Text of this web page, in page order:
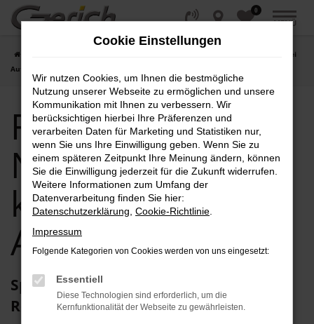
Zum
0
MENÜ
Renault Clio Neuwagen kaufen bei
Autohaus Gerich
Renault Clio
Neuwagen
kaufen bei
Autohaus Gerich
Spitzenmobilität ohne Abstriche: Ihr
Renault Clio Neuwagen
Cookie Einstellungen
Wir nutzen Cookies, um Ihnen die bestmögliche
Nutzung unserer Webseite zu ermöglichen und unsere
Kommunikation mit Ihnen zu verbessern. Wir
berücksichtigen hierbei Ihre Präferenzen und
verarbeiten Daten für Marketing und Statistiken nur,
wenn Sie uns Ihre Einwilligung geben. Wenn Sie zu
einem späteren Zeitpunkt Ihre Meinung ändern, können
Sie die Einwilligung jederzeit für die Zukunft widerrufen.
Weitere Informationen zum Umfang der
Datenverarbeitung finden Sie hier:
Datenschutzerklärung Cookie-Richtlinie
Impressum
Folgende Kategorien von Cookies werden von uns eingesetzt:
Essentiell
Diese Technologien sind erforderlich, um die
Kernfunktionalität der Webseite zu gewährleisten.